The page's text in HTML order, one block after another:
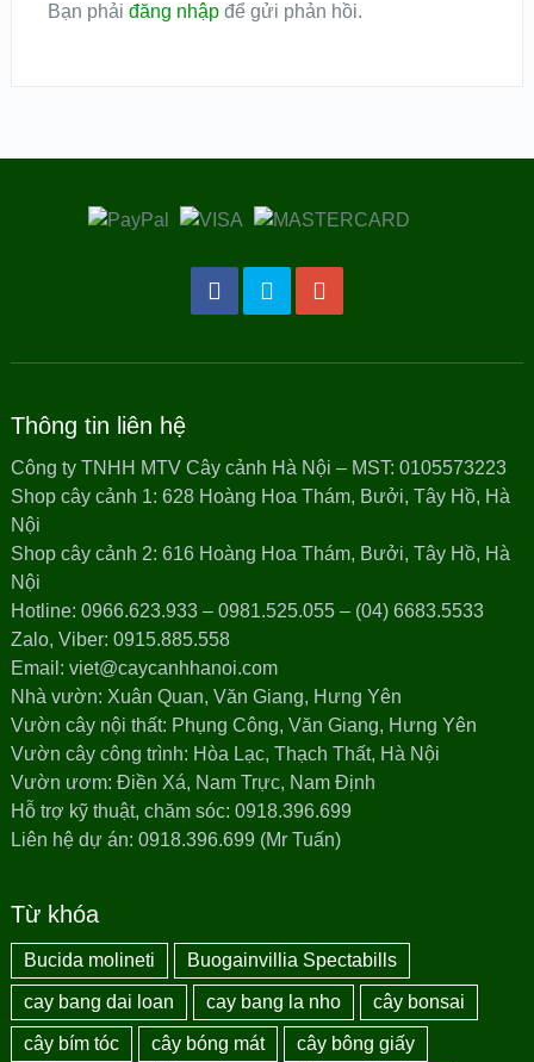
Bạn phải đăng nhậpđể gửi phản hồi.
Thông tin liên hệ
Công ty TNHH MTV Cây cảnh Hà Nội – MST: 0105573223
Shop cây cảnh 1: 628 Hoàng Hoa Thám, Bưởi, Tây Hồ, Hà
Nội
Shop cây cảnh 2: 616 Hoàng Hoa Thám, Bưởi, Tây Hồ, Hà
Nội
Hotline: 0966.623.933 – 0981.525.055 – (04) 6683.5533
Zalo, Viber: 0915.885.558
Email: viet@caycanhhanoi.com
Nhà vườn: Xuân Quan, Văn Giang, Hưng Yên
Vườn cây nội thất: Phụng Công, Văn Giang, Hưng Yên
Vườn cây công trình: Hòa Lạc, Thạch Thất, Hà Nội
Vườn ươm: Điền Xá, Nam Trực, Nam Định
Hỗ trợ kỹ thuật, chăm sóc: 0918.396.699
Liên hệ dự án: 0918.396.699 (Mr Tuấn)
Từ khóa
Bucida molineti Buogainvillia Spectabills
cay bang dai loan cay bang la nho cây bonsai
cây bím tóc cây bóng mát cây bông giấy